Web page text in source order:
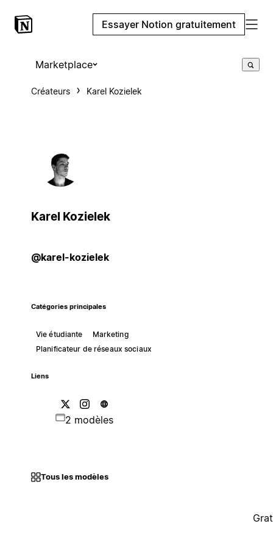
Essayer Notion gratuitement
Marketplace
Créateurs Karel Kozielek
Karel Kozielek
@karel-kozielek
Catégories principales
Vie étudiante
Marketing
Planificateur de réseaux sociaux
Liens
2 modèles
Tous les modèles